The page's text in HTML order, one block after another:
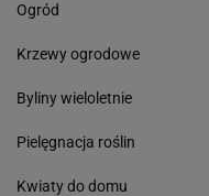
Ogród
Krzewy ogrodowe
Byliny wieloletnie
Pielęgnacja roślin
Kwiaty do domu